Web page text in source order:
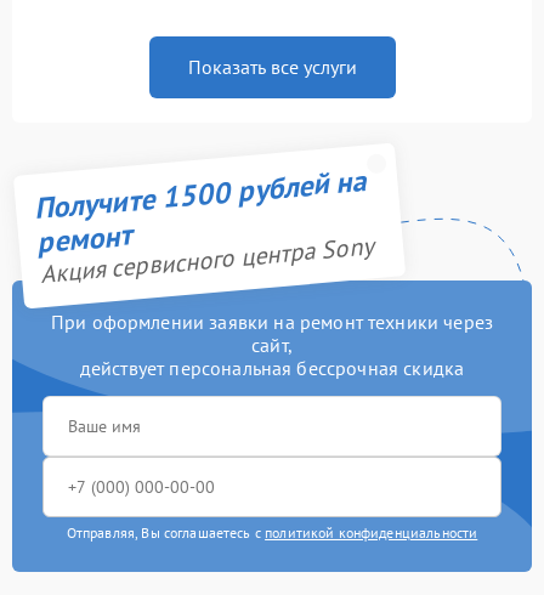
Показать все услуги
Получите 1500 рублей на
ремонт
Акция сервисного центра Sony
При оформлении заявки на ремонт техники через
сайт,
действует персональная бессрочная скидка
Отправляя, Вы соглашаетесь с политикой конфиденциальности